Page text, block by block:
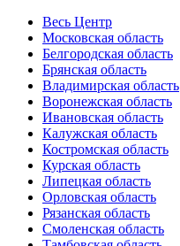
Весь Центр
Московская область
Белгородская область
Брянская область
Владимирская область
Воронежская область
Ивановская область
Калужская область
Костромская область
Курская область
Липецкая область
Орловская область
Рязанская область
Смоленская область